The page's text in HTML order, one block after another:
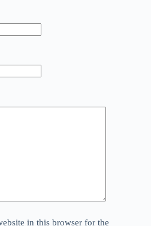
in this browser for the